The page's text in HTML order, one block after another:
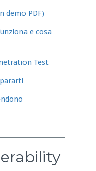
demo PDF)
e cosa
Test